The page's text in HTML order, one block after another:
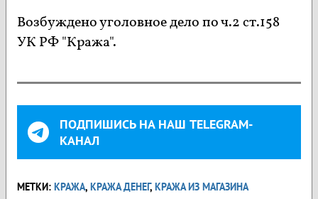
Возбуждено уголовное дело по ч.2 ст.158
УК РФ "Кража".
ПОДПИШИСЬ НА НАШ TELEGRAM-
КАНАЛ
МЕТКИ: КРАЖА, КРАЖА ДЕНЕГ, КРАЖА ИЗ МАГАЗИНА